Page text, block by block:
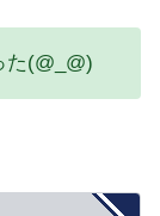
た(@_@)